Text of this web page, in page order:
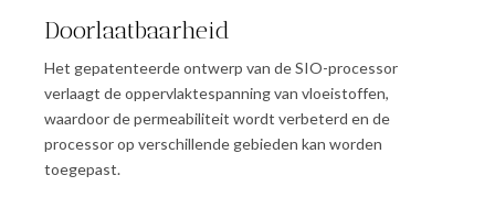
Doorlaatbaarheid
Het gepatenteerde ontwerp van de SIO-processor
verlaagt de oppervlaktespanning van vloeistoffen,
waardoor de permeabiliteit wordt verbeterd en de
processor op verschillende gebieden kan worden
toegepast.